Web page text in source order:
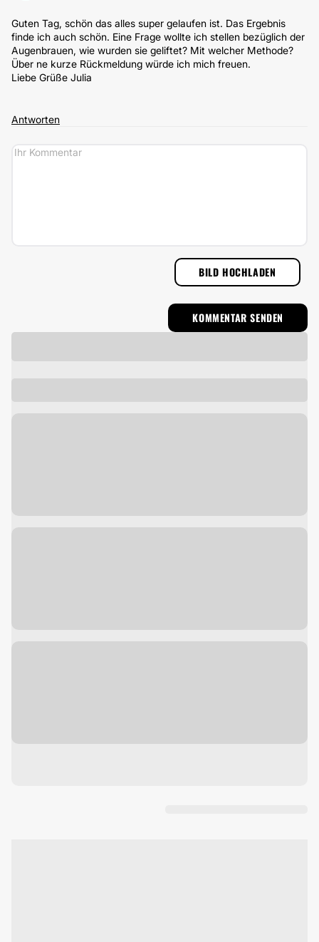
Guten Tag, schön das alles super gelaufen ist. Das Ergebnis
finde ich auch schön. Eine Frage wollte ich stellen bezüglich der
Augenbrauen, wie wurden sie geliftet? Mit welcher Methode?
Über ne kurze Rückmeldung würde ich mich freuen.
Liebe Grüße Julia
Antworten
BILD HOCHLADEN